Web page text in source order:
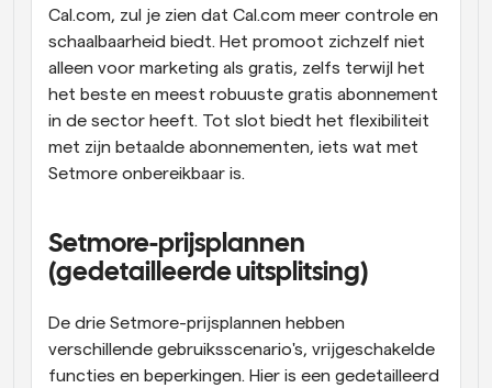
Cal.com, zul je zien dat Cal.com meer controle en
schaalbaarheid biedt. Het promoot zichzelf niet
alleen voor marketing als gratis, zelfs terwijl het
het beste en meest robuuste gratis abonnement
in de sector heeft. Tot slot biedt het flexibiliteit
met zijn betaalde abonnementen, iets wat met
Setmore onbereikbaar is.
Setmore-prijsplannen
(gedetailleerde uitsplitsing)
De drie Setmore-prijsplannen hebben
verschillende gebruiksscenario's, vrijgeschakelde
functies en beperkingen. Hier is een gedetailleerd